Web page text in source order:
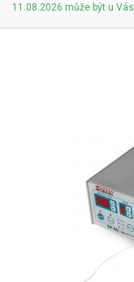
11.08.2026 může být u Vás